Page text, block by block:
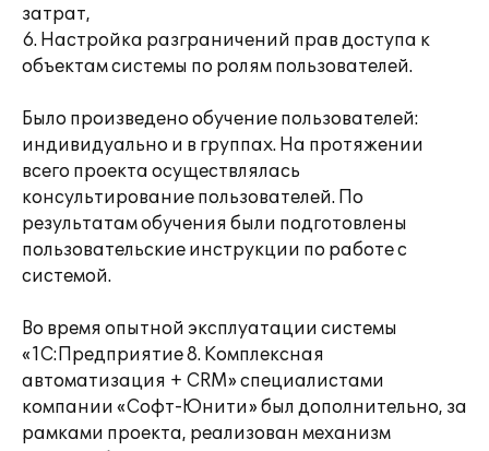
затрат,
6. Настройка разграничений прав доступа к
объектам системы по ролям пользователей.
Было произведено обучение пользователей:
индивидуально и в группах. На протяжении
всего проекта осуществлялась
консультирование пользователей. По
результатам обучения были подготовлены
пользовательские инструкции по работе с
системой.
Во время опытной эксплуатации системы
«1С:Предприятие 8. Комплексная
автоматизация + CRM» специалистами
компании «Софт-Юнити» был дополнительно, за
рамками проекта, реализован механизм